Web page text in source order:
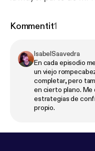
cárcel que me
buscar ayuda para
pensamientos unos
racionales. Que tu
que converjan tus
Kommentit1
IsabelSaavedra
En cada episodio
un viejo
completar, pero
en cierto plano. Me
estrategias de
propio.